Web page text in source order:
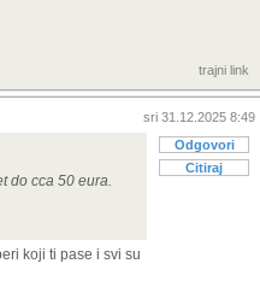
trajni link
sri 31.12.2025 8:49
Odgovori
Citiraj
do cca 50 eura.
koji ti pase i svi su